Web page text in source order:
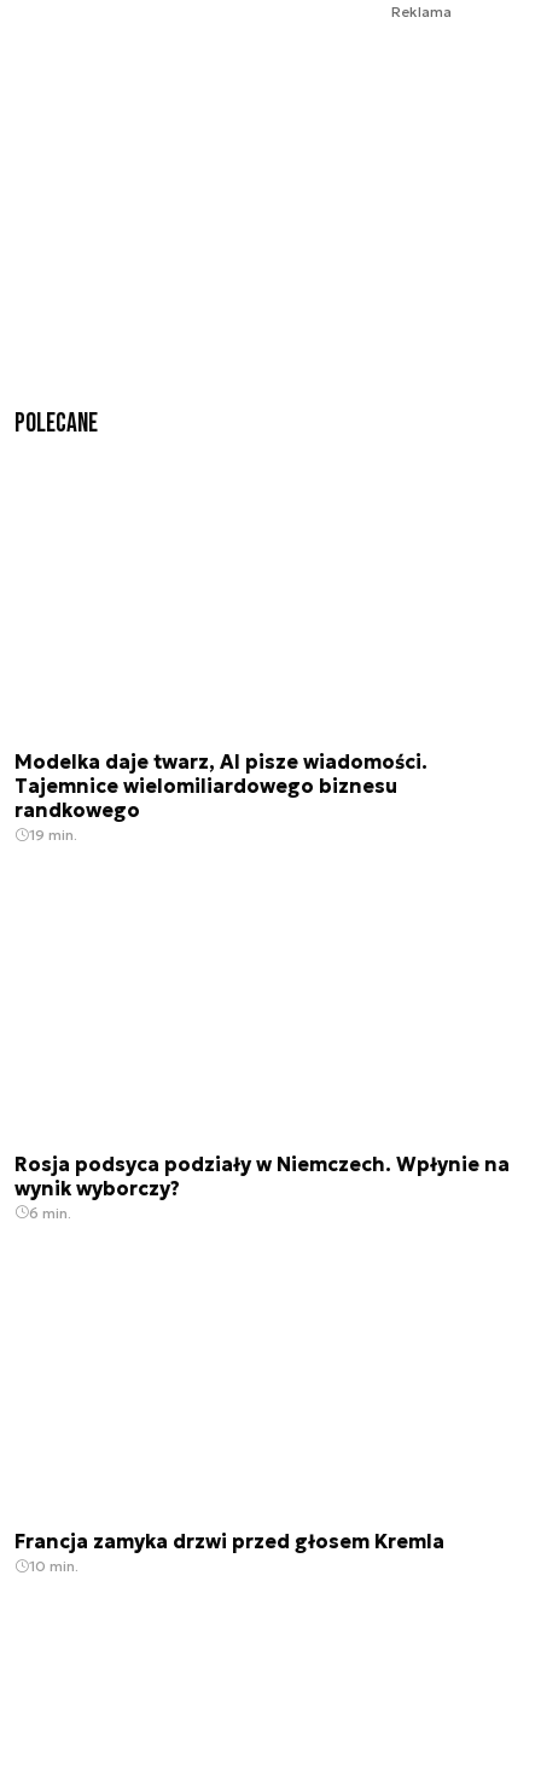
Reklama
Polecane
Modelka daje twarz, AI pisze wiadomości.
Tajemnice wielomiliardowego biznesu
randkowego
19 min.
Rosja podsyca podziały w Niemczech. Wpłynie na
wynik wyborczy?
6 min.
Francja zamyka drzwi przed głosem Kremla
10 min.